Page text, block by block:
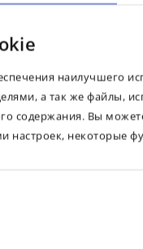
наилучшего
а так же файлы,
содержания. Вы
настроек, некоторые